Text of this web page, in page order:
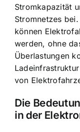
Stromkapazität
Stromnetzes
können
werden, ohne
Überlastungen
von
Die
in der